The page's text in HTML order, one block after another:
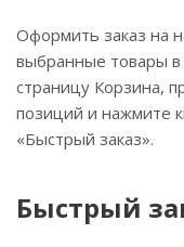
Оформить заказ на
выбранные товары в
страницу Корзина,
позиций и нажмите
«Быстрый заказ».
Быстрый